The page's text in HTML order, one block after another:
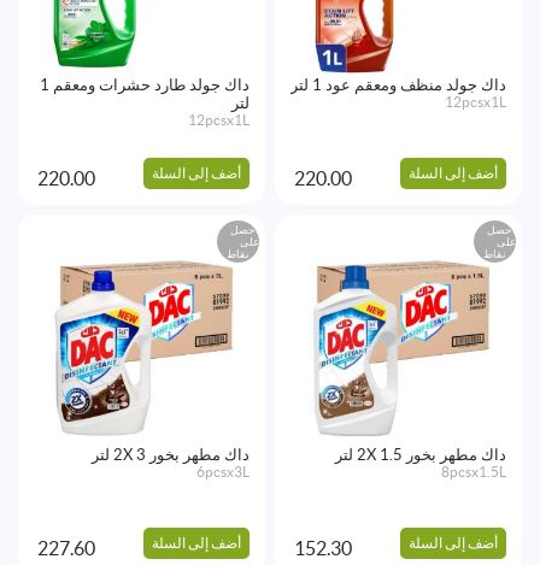
داك جولد منظف ومعقم عود 1 لتر
12pcsx1L
أضف إلى السلة 220.00
داك جولد طارد حشرات ومعقم 1
لتر
12pcsx1L
أضف إلى السلة 220.00
احصل
على
نقاط
داك مطهر بخور 2X 1.5 لتر
8pcsx1.5L
أضف إلى السلة 152.30
احصل
على
نقاط
داك مطهر بخور 2X 3 لتر
6pcsx3L
أضف إلى السلة 227.60